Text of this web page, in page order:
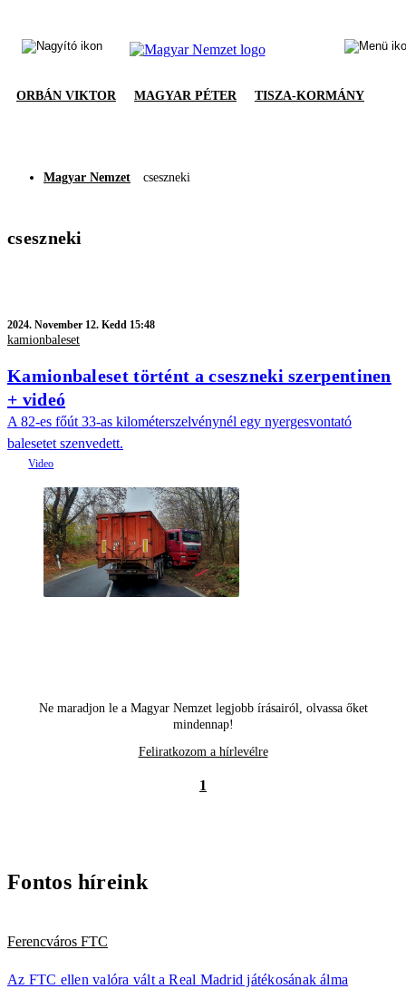
ORBÁN VIKTOR MAGYAR PÉTER TISZA-KORMÁNY
Magyar Nemzet cseszneki
cseszneki
2024. November 12. Kedd 15:48
kamionbaleset
Kamionbaleset történt a cseszneki szerpentinen
+ videó
A 82-es főút 33-as kilométerszelvénynél egy nyergesvontató
balesetet szenvedett.
Ne maradjon le a Magyar Nemzet legjobb írásairól, olvassa őket
mindennap!
Feliratkozom a hírlevélre
1
Fontos híreink
Ferencváros FTC
Az FTC ellen valóra vált a Real Madrid játékosának álma